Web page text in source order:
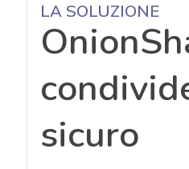
LA SOLUZIONE
sicuro